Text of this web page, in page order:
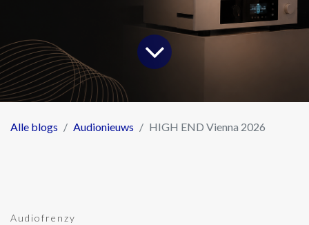
Alle blogs Audionieuws HIGH END Vienna 2026
Audiofrenzy